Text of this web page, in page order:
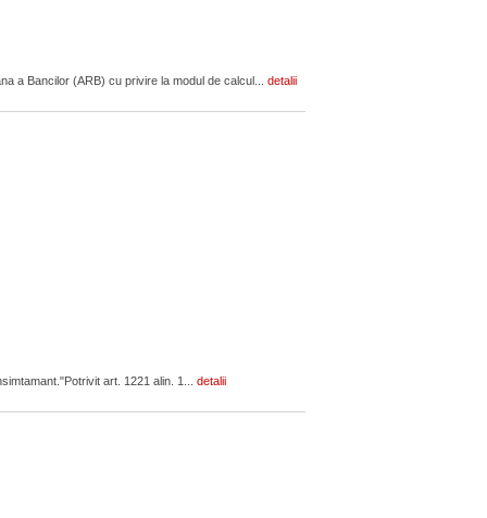
a Bancilor (ARB) cu privire la modul de calcul... detalii
art. 1221 alin. 1... detalii